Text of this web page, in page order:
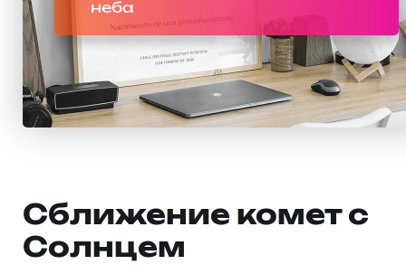
неба
Сближение комет с
Солнцем